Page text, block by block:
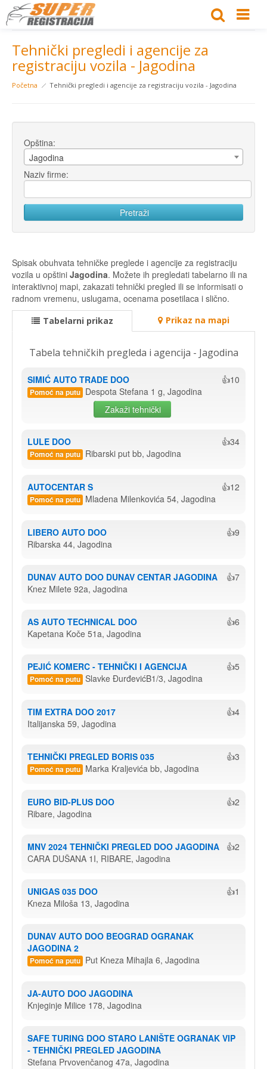
Tehnički pregledi i agencije za
registraciju vozila - Jagodina
Početna Tehnički pregledi i agencije za registraciju vozila - Jagodina
Opština:
Jagodina
Naziv firme:
Spisak obuhvata tehničke preglede i agencije za registraciju
vozila u opštini Jagodina. Možete ih pregledati tabelarno ili na
interaktivnoj mapi, zakazati tehnički pregled ili se informisati o
radnom vremenu, uslugama, ocenama posetilaca i slično.
Tabelarni prikaz Prikaz na mapi
Tabela tehničkih pregleda i agencija - Jagodina
SIMIĆ AUTO TRADE DOO 👍10
Pomoć na putu Despota Stefana 1 g, Jagodina
Zakaži tehnički
LULE DOO 👍34
Pomoć na putu Ribarski put bb, Jagodina
AUTOCENTAR S 👍12
Pomoć na putu Mladena Milenkovića 54, Jagodina
LIBERO AUTO DOO
👍9
Ribarska 44, Jagodina
DUNAV AUTO DOO DUNAV CENTAR JAGODINA
👍7
Knez Milete 92a, Jagodina
AS AUTO TECHNICAL DOO
👍6
Kapetana Koče 51a, Jagodina
PEJIĆ KOMERC - TEHNIČKI I AGENCIJA 👍5
Pomoć na putu Slavke ĐurđevićB1/3, Jagodina
TIM EXTRA DOO 2017
👍4
Italijanska 59, Jagodina
TEHNIČKI PREGLED BORIS 035 👍3
Pomoć na putu Marka Kraljevića bb, Jagodina
EURO BID-PLUS DOO
👍2
Ribare, Jagodina
MNV 2024 TEHNIČKI PREGLED DOO JAGODINA
👍2
CARA DUŠANA 1I, RIBARE, Jagodina
UNIGAS 035 DOO
👍1
Kneza Miloša 13, Jagodina
DUNAV AUTO DOO BEOGRAD OGRANAK
JAGODINA 2
Pomoć na putu Put Kneza Mihajla 6, Jagodina
JA-AUTO DOO JAGODINA
Knjeginje Milice 178, Jagodina
SAFE TURING DOO STARO LANIŠTE OGRANAK VIP
- TEHNIČKI PREGLED JAGODINA
Stefana Prvovenčanog 47a, Jagodina